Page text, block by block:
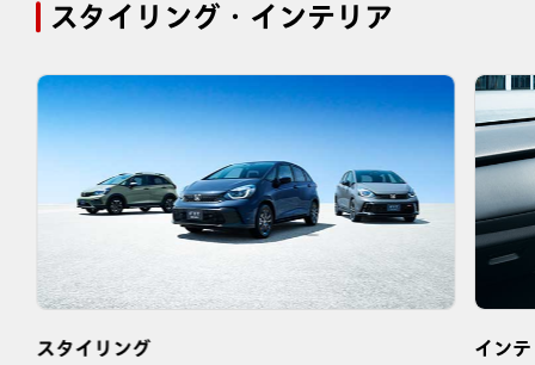
スタイリング・インテリア
スタイリング
イン